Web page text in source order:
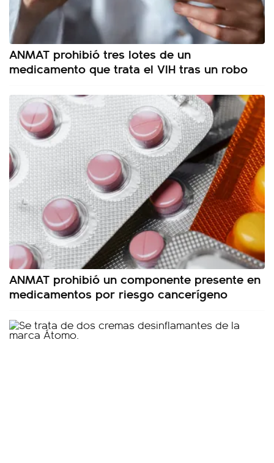
ANMAT prohibió tres lotes de un
medicamento que trata el VIH tras un robo
ANMAT prohibió un componente presente en
medicamentos por riesgo cancerígeno